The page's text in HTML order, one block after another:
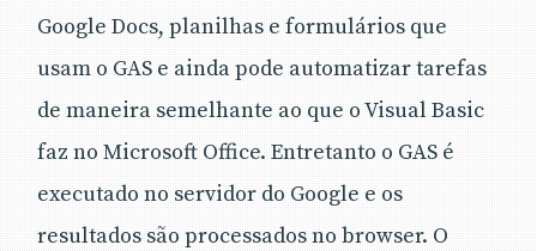
Google Docs, planilhas e formulários que
usam o GAS e ainda pode automatizar tarefas
de maneira semelhante ao que o Visual Basic
faz no Microsoft Office. Entretanto o GAS é
executado no servidor do Google e os
resultados são processados no browser. O